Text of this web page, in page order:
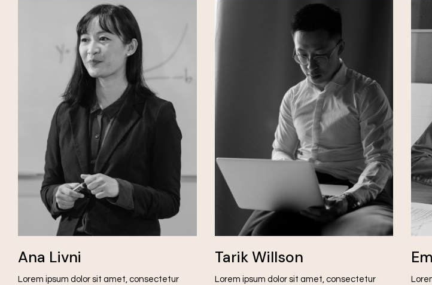
Ana Livni
Lorem ipsum dolor sit amet, consectetur
Tarik Willson
Lorem ipsum dolor sit amet, consectetur